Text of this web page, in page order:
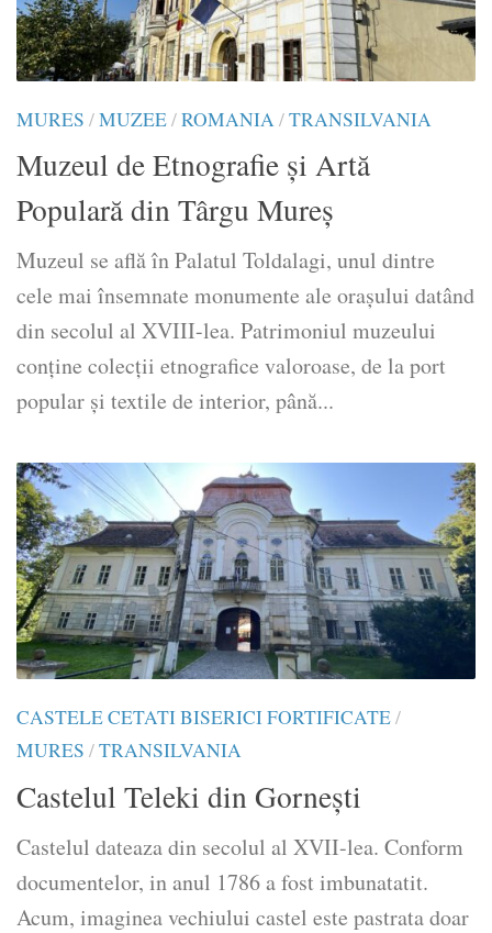
MURES /MUZEE/ROMANIA/TRANSILVANIA
Muzeul de Etnografie și Artă
Populară din Târgu Mureș
Muzeul se află în Palatul Toldalagi, unul dintre
cele mai însemnate monumente ale oraşului datând
din secolul al XVIII-lea. Patrimoniul muzeului
conţine colecţii etnografice valoroase, de la port
popular şi textile de interior, până...
CASTELE CETATI BISERICI FORTIFICATE/
MURES /TRANSILVANIA
Castelul Teleki din Gorneşti
Castelul dateaza din secolul al XVII-lea. Conform
documentelor, in anul 1786 a fost imbunatatit.
Acum, imaginea vechiului castel este pastrata doar